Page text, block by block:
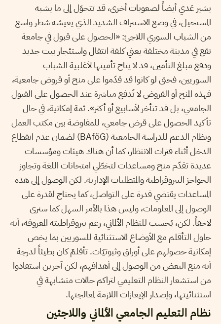
يشير عَدي أيضاً لصعوبات أخرى، قد تتحوّل إلى ما يشبه
المستحيل، في وضع الاستنزاف الشديد الذي يعيشه شطر واسع
من الشباب السوري اللاجئ: «الحصول على قبول في جامعة
تقع في مدينة مختلفة يعني كلفة انتقال واستئجار بيت جديد
ودفع مبلغ التأمين، قد لا يتاح تأمينها لأغلبية الشباب
السوريين، فحتى لو كانوا قد قدّموا على منح أو قروض جامعية،
فهذه المنح أو القروض لا تُدفع مباشرة عند الحصول على القبول
الجامعي، بل قد تتأخر لأسابيع أو أكثر». ثمة إمكانية، في حال
تأكيد الحصول على قرض جامعي، للمفاوضة بين مكتب العمل
ونظام الدعم للدراسة الجامعية (BAföG) لضمان عدم انقطاع
الدخل أثناء فترات الانتظار، كما أن هناك هيئات ومؤسسات
عديدة تقدّم منح ومساعدات لتخطّي امتحانات اللغة وتجاوز
الحواجز البيروقراطية والمتطلبات الإدارية. لكن الوصول إلى هذه
المساعدات يقتضي قدرة على التواصل، كما يحتاج لقدرة على
الوصول إلى المعلومات، وليس هذا بالأمر السهل كما سنرى
لاحقاً. لكن، يُحسب للنظام الألماني، رغم بيروقراطيته المعروفة، أنه
حاول التأقلم مع الأوضاع الاستثنائية للسوريين بما يخص
إمكانية حصولهم على أوراق وثبوتيّات. تأقلمٌ كان بطيئاً لدرجة
أنه منع البعض من الوصول إلى أهدافهم، لكن آخرين استفادوا
من استشعار النظام التعليمي لتراكم حالات متشابهة في
استثنائيتها، وإصدار الإيعازات اللازمة لمعالجتها.
نظام التعليم الجامعي الألماني واللاجئين